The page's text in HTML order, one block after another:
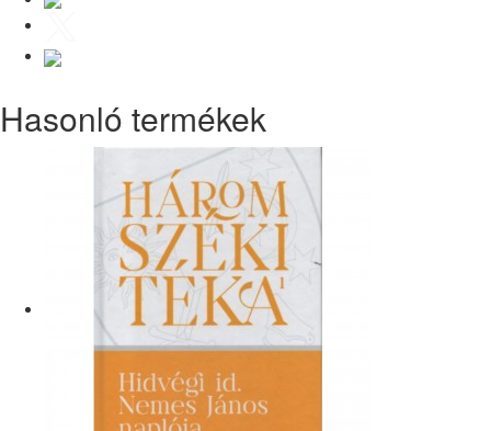
Hasonló termékek